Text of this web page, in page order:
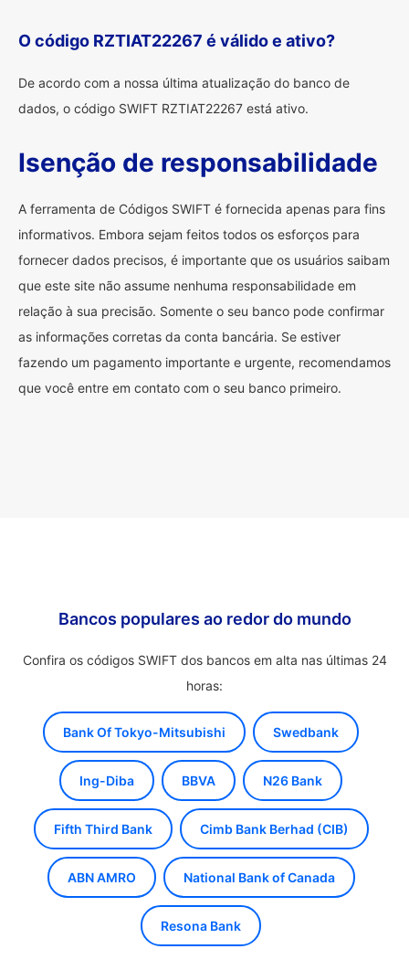
O código RZTIAT22267 é válido e ativo?
De acordo com a nossa última atualização do banco de
dados, o código SWIFT RZTIAT22267 está ativo.
Isenção de responsabilidade
A ferramenta de Códigos SWIFT é fornecida apenas para fins
informativos. Embora sejam feitos todos os esforços para
fornecer dados precisos, é importante que os usuários saibam
que este site não assume nenhuma responsabilidade em
relação à sua precisão. Somente o seu banco pode confirmar
as informações corretas da conta bancária. Se estiver
fazendo um pagamento importante e urgente, recomendamos
que você entre em contato com o seu banco primeiro.
Bancos populares ao redor do mundo
Confira os códigos SWIFT dos bancos em alta nas últimas 24
horas:
Bank Of Tokyo-Mitsubishi Swedbank
Ing-Diba BBVA N26 Bank
Fifth Third Bank Cimb Bank Berhad (CIB)
ABN AMRO National Bank of Canada
Resona Bank